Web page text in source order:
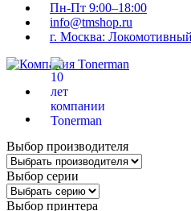
Пн-Пт 9:00–18:00
info@tmshop.ru
г. Москва:
Выбор производителя
Выбор серии
Выбор принтера